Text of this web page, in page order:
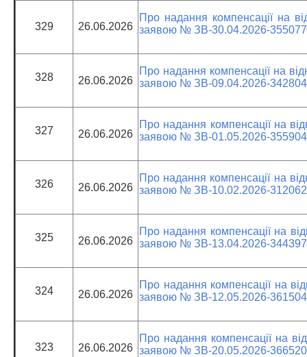
329 26.06.2026
Про надання компенсації на
заявою № ЗВ-30.04.2026-355077
328 26.06.2026
Про надання компенсації на
заявою № ЗВ-09.04.2026-342804
327 26.06.2026
Про надання компенсації на
заявою № ЗВ-01.05.2026-355904
326 26.06.2026
Про надання компенсації на
заявою № ЗВ-10.02.2026-312062
325 26.06.2026
Про надання компенсації на
заявою № ЗВ-13.04.2026-344397
324 26.06.2026
Про надання компенсації на
заявою № ЗВ-12.05.2026-361504
323 26.06.2026
Про надання компенсації на
заявою № ЗВ-20.05.2026-366520